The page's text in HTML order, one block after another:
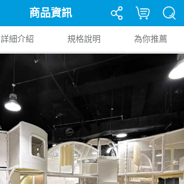
商品資訊
詳細介紹 規格說明 為你推薦